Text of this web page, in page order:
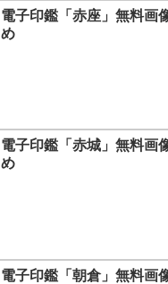
電子印鑑「赤座」無料画
め
電子印鑑「赤城」無料画
め
電子印鑑「朝倉」無料画